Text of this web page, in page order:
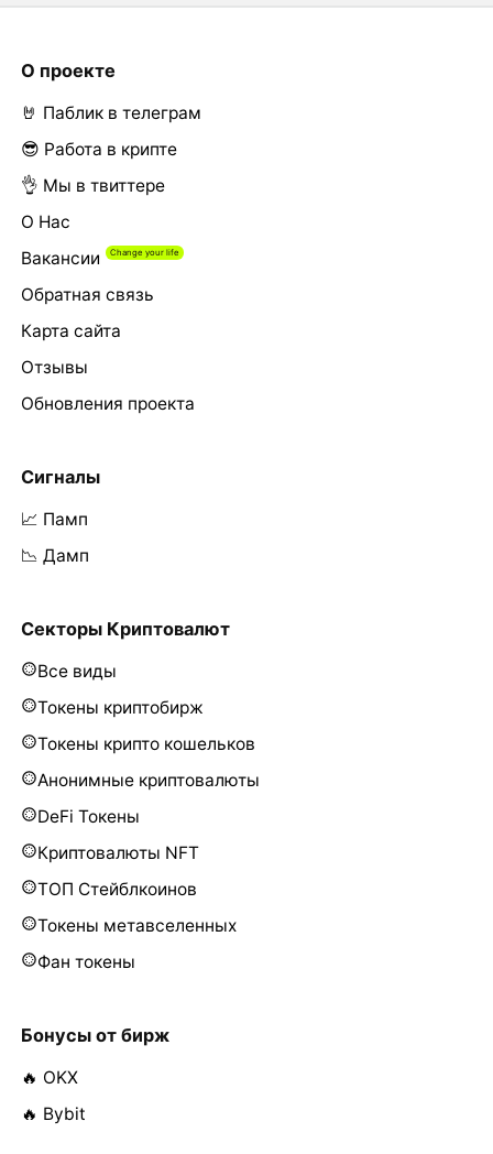
О проекте
🤘 Паблик в телеграм
😎 Работа в крипте
👌 Мы в твиттере
О Нас
Вакансии
Обратная связь
Карта сайта
Отзывы
Обновления проекта
Сигналы
📈 Памп
📉 Дамп
Секторы Криптовалют
Все виды
Токены криптобирж
Токены крипто кошельков
Анонимные криптовалюты
DeFi Токены
Криптовалюты NFT
ТОП Стейблкоинов
Токены метавселенных
Фан токены
Бонусы от бирж
🔥 OKX
🔥 Bybit